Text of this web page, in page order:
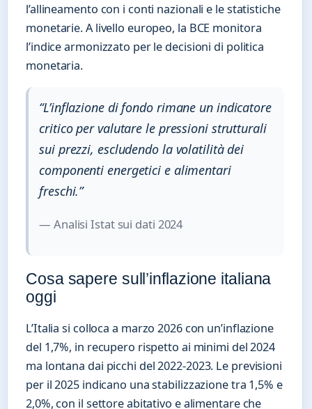
l’allineamento con i conti nazionali e le statistiche
monetarie. A livello europeo, la BCE monitora
l’indice armonizzato per le decisioni di politica
monetaria.
“L’inflazione di fondo rimane un indicatore
critico per valutare le pressioni strutturali
sui prezzi, escludendo la volatilità dei
componenti energetici e alimentari
freschi.”
— Analisi Istat sui dati 2024
Cosa sapere sull’inflazione italiana
oggi
L’Italia si colloca a marzo 2026 con un’inflazione
del 1,7%, in recupero rispetto ai minimi del 2024
ma lontana dai picchi del 2022-2023. Le previsioni
per il 2025 indicano una stabilizzazione tra 1,5% e
2,0%, con il settore abitativo e alimentare che